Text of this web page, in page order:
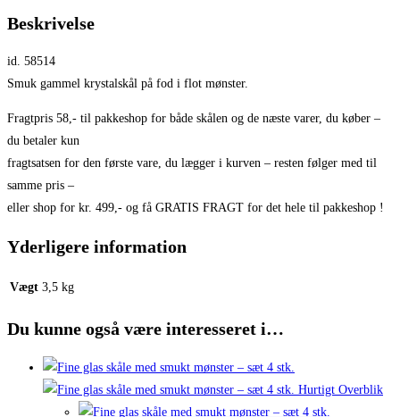
Beskrivelse
id. 58514
Smuk gammel krystalskål på fod i flot mønster.
Fragtpris 58,- til pakkeshop for både skålen og de næste varer, du køber –
du betaler kun
fragtsatsen for den første vare, du lægger i kurven – resten følger med til
samme pris –
eller shop for kr. 499,- og få GRATIS FRAGT for det hele til pakkeshop !
Yderligere information
Vægt 3,5 kg
Du kunne også være interesseret i…
Hurtigt Overblik